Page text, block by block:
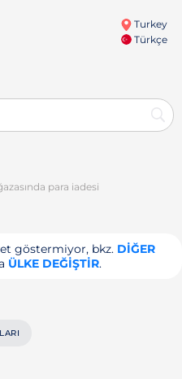
Turkey
Türkçe
para iadesi
göstermiyor, bkz. DIĞER
ÜLKE DEĞIŞTIR.